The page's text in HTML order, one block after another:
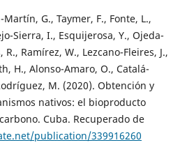
G., Taymer, F., Fonte, L.,
Sierra, I., Esquijerosa, Y., Ojeda-
Ramírez, W., Lezcano-Fleires, J.,
H., Alonso-Amaro, O., Catalá-
M. (2020). Obtención y
nativos: el bioproducto
Cuba. Recuperado de
publication/339916260